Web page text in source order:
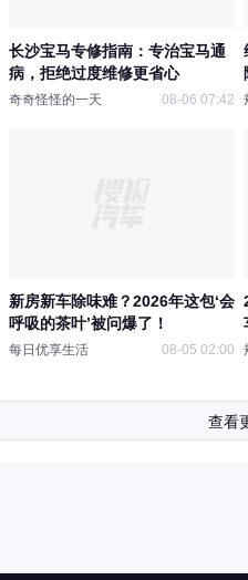
长沙宝马专修指南：专治宝马通
病，拒绝过度维修更省心
奇奇怪怪的一天 08-06 07:42
新房新车除味难？2026年这包‘会
呼吸的茶叶’被问爆了！
每日优享生活 08-05 02:00
查看